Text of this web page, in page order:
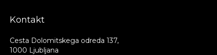
Kontakt
Cesta Dolomitskega odreda 137,
1000 Ljubljana